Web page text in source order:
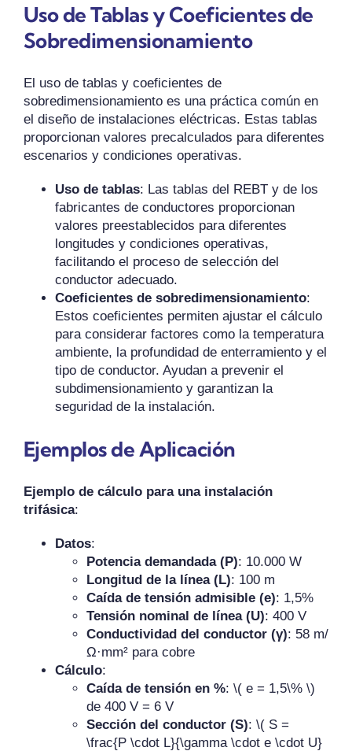
Uso de Tablas y Coeficientes de
Sobredimensionamiento
El uso de tablas y coeficientes de
sobredimensionamiento es una práctica común en
el diseño de instalaciones eléctricas. Estas tablas
proporcionan valores precalculados para diferentes
escenarios y condiciones operativas.
Uso de tablas: Las tablas del REBT y de los
fabricantes de conductores proporcionan
valores preestablecidos para diferentes
longitudes y condiciones operativas,
facilitando el proceso de selección del
conductor adecuado.
Coeficientes de sobredimensionamiento:
Estos coeficientes permiten ajustar el cálculo
para considerar factores como la temperatura
ambiente, la profundidad de enterramiento y el
tipo de conductor. Ayudan a prevenir el
subdimensionamiento y garantizan la
seguridad de la instalación.
Ejemplos de Aplicación
Ejemplo de cálculo para una instalación
trifásica:
Datos:
Potencia demandada (P): 10.000 W
Longitud de la línea (L): 100 m
Caída de tensión admisible (e): 1,5%
Tensión nominal de línea (U): 400 V
Conductividad del conductor (γ): 58 m/
Ω·mm² para cobre
Cálculo:
Caída de tensión en %: \( e = 1,5\% \)
de 400 V = 6 V
Sección del conductor (S): \( S =
\frac{P \cdot L}{\gamma \cdot e \cdot U}